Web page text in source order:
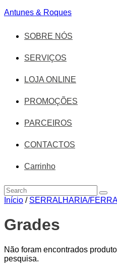
Antunes & Roques
SOBRE NÓS
SERVIÇOS
LOJA ONLINE
PROMOÇÕES
PARCEIROS
CONTACTOS
Carrinho
Início / SERRALHARIA/
Grades
Não foram encontrados
pesquisa.